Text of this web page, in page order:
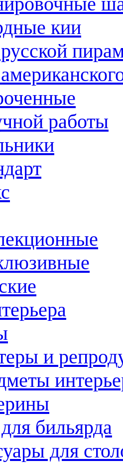
кии
работы
и
бильярда
для